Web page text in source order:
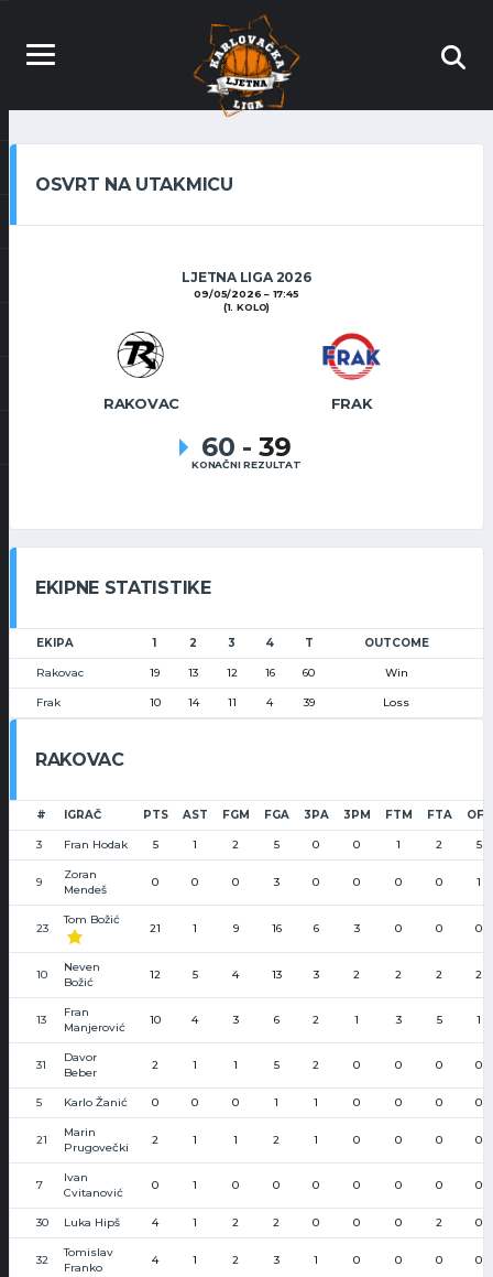
OSVRT NA UTAKMICU
LJETNA LIGA 2026
09/05/2026
17:45
(1. KOLO)
RAKOVAC FRAK
60 - 39
KONAČNI REZULTAT
EKIPNE STATISTIKE
EKIPA 1 2 3 4 T OUTCOME
Rakovac 19 13 12 16 60 Win
Frak 10 14 11 4 39 Loss
RAKOVAC
# IGRAČ PTS AST FGM FGA 3PA 3PM FTM FTA OFF
3 Fran Hodak 5 1 2 5 0 0 1 2 5
9
Zoran
Mendeš
0 0 0 3 0 0 0 0 1
23
Tom Božić
21 1 9 16 6 3 0 0 0
10
Neven
Božić
12 5 4 13 3 2 2 2 2
13
Fran
Manjerović
10 4 3 6 2 1 3 5 1
31
Davor
Beber
2 1 1 5 2 0 0 0 0
5 Karlo Žanić 0 0 0 1 1 0 0 0 0
21
Marin
Prugovečki
2 1 1 2 1 0 0 0 0
7
Ivan
Cvitanović
0 1 0 0 0 0 0 0 0
30 Luka Hipš 4 1 2 2 0 0 0 2 0
32
Tomislav
Franko
4 1 2 3 1 0 0 0 0